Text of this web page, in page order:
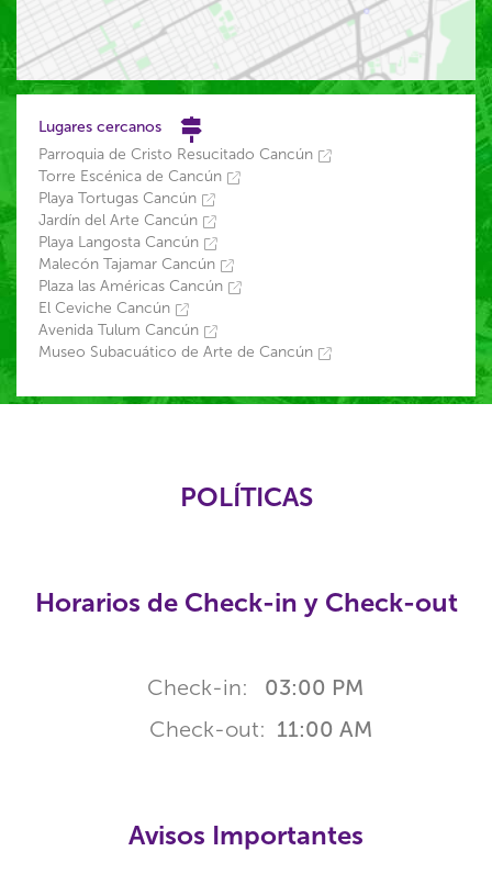
Lugares cercanos
Parroquia de Cristo Resucitado Cancún
Torre Escénica de Cancún
Playa Tortugas Cancún
Jardín del Arte Cancún
Playa Langosta Cancún
Malecón Tajamar Cancún
Plaza las Américas Cancún
El Ceviche Cancún
Avenida Tulum Cancún
Museo Subacuático de Arte de Cancún
POLÍTICAS
Horarios de Check-in y Check-out
Check-in: 03:00 PM
Check-out: 11:00 AM
Avisos Importantes